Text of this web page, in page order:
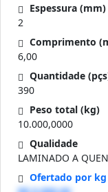
Espessura (mm)
2
Comprimento
6,00
Quantidade
390
Peso total (kg)
10.000,0000
Qualidade
LAMINADO A
Ofertado por kg